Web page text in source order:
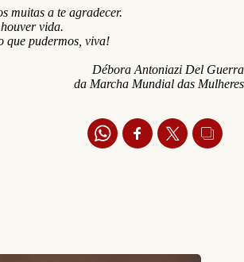
muitas a te agradecer.
vida.
que pudermos, viva!
Débora Antoniazi Del Guerra
da Marcha Mundial das Mulheres